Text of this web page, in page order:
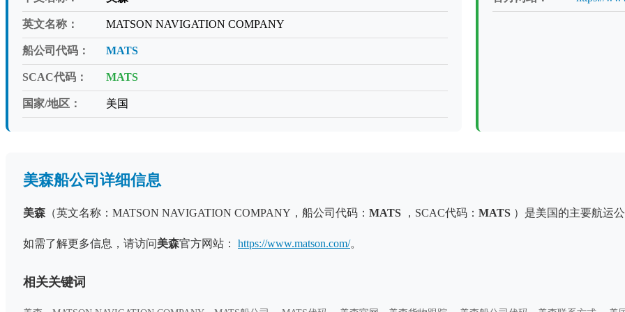
英文名称： MATSON NAVIGATION COMPANY
船公司代码： MATS
SCAC代码： MATS
国家/地区： 美国
美森船公司详细信息
美森 （英文名称：MATSON NAVIGATION COMPANY，船公司代码： MATS ，SCAC代码： MATS ）是美国的主要航运
如需了解更多信息，请访问美森官方网站： https://www.matson.com/。
相关关键词